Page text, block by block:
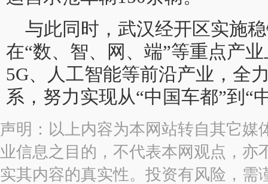
与此同时，武汉经开区实施
在“数、智、网、端”等重点产
5G、人工智能等前沿产业，全
系，努力实现从“中国车都”到“
声明：以上内容为本网站转自其它媒
业信息之目的，不代表本网观点，亦
实其内容的真实性。投资有风险，需